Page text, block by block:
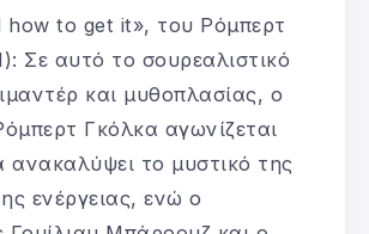
how to get it», του Ρόμπερτ
Σε αυτό το σουρεαλιστικό
και μυθοπλασίας, ο
Γκόλκα αγωνίζεται
ανακαλύψει το μυστικό της
ενέργειας, ενώ ο